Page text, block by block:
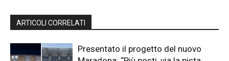
ARTICOLI CORRELATI
Presentato il progetto del nuovo